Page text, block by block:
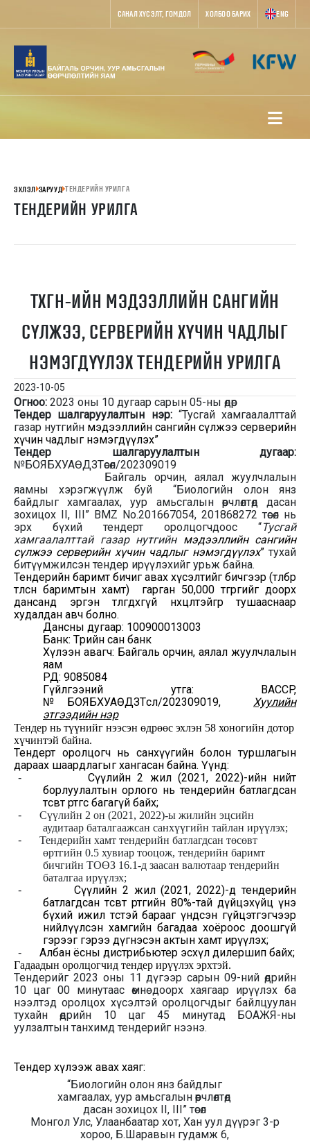
САНАЛ ХҮСЭЛТ, ГОМДОЛ ХОЛБОО БАРИХ ENG
ЭХЛЭЛ ЗАРУУД ТЕНДЕРИЙН УРИЛГА
ТЕНДЕРИЙН УРИЛГА
ТХГН-ИЙН МЭДЭЭЛЛИЙН САНГИЙН
СҮЛЖЭЭ, СЕРВЕРИЙН ХҮЧИН ЧАДЛЫГ
НЭМЭГДҮҮЛЭХ ТЕНДЕРИЙН УРИЛГА
2023-10-05
Огноо: 2023 оны 10 дугаар сарын 05-ны өдөр
Тендер шалгаруулалтын нэр: “Тусгай хамгаалалттай
газар нутгийн мэдээллийн сангийн сүлжээ серверийн
хүчин чадлыг нэмэгдүүлэх”
Тендер шалгаруулалтын дугаар:
№БОЯБХУАӨДЗТөсөл/202309019
Байгаль орчин, аялал жуулчлалын
яамны хэрэгжүүлж буй“Биологийн олон янз
байдлыг хамгаалах, уур амьсгалын өөрчлөлтөд дасан
зохицох II, III” BMZ No.201667054, 201868272 төсөл нь
эрх бүхий тендерт оролцогчдоос “Тусгай
хамгаалалттай газар нутгийнмэдээллийн сангийн
сүлжээ серверийн хүчин чадлыг нэмэгдүүлэх”тухай
битүүмжилсэн тендер ирүүлэхийг урьж байна.
Тендерийн баримт бичиг авах хүсэлтийг бичгээр (төлбөр
төлсөн баримтын хамт) гарган 50,000 төгрөгийг доорх
дансанд эргэн төлөгдөхгүй нөхцөлтэйгөөр тушааснаар
худалдан авч болно.
Дансны дугаар: 100900013003
Банк: Төрийн сан банк
Хүлээн авагч: Байгаль орчин, аялал жуулчлалын
яам
РД: 9085084
Гүйлгээний утга: BACCP,
№БОЯБХУАӨДЗТөсөл/202309019,Хуулийн
этгээдийн нэр
Тендер нь түүнийг нээсэн өдрөөс эхлэн 58 хоногийн дотор
хүчинтэй байна.
Тендерт оролцогч нь санхүүгийн болон туршлагын
дараах шаардлагыг хангасан байна. Үүнд:
-
Сүүлийн 2 жил (2021, 2022)-ийн нийт
борлуулалтын орлого нь тендерийн батлагдсан
төсөвт өртгөөс багагүй байх;
- Сүүлийн 2 он (2021, 2022)-ы жилийн эцсийн
аудитаар баталгаажсан санхүүгийн тайлан ирүүлэх;
-
Тендерийн хамт тендерийн батлагдсан төсөвт
өртгийн 0.5 хувиар тооцож, тендерийн баримт
бичгийн ТОӨЗ 16.1-д заасан валютаар тендерийн
баталгаа ирүүлэх;
-
Сүүлийн 2 жил (2021, 2022)-дтендерийн
батлагдсан төсөвт өртгийн 80%-тай дүйцэхүйц үнэ
бүхий ижил төстэй бараагүндсэн гүйцэтгэгчээр
нийлүүлсэн хамгийн багадаа хоёроос доошгүй
гэрээг гэрээ дүгнэсэн актын хамт ирүүлэх;
- Албан ёсны дистрибьютер эсхүл дилершип байх;
Гадаадын оролцогчид тендер ирүүлэх эрхтэй.
Тендерийг 2023 оны 11 дүгээрсарын 09-ний өдрийн
10 цаг 00 минутаас өмнө доорх хаягаар ирүүлэх ба
нээлтэд оролцох хүсэлтэй оролцогчдыг байлцуулан
тухайн өдрийн 10 цаг 45 минутад БОАЖЯ-ны
уулзалтын танхимд тендерийг нээнэ.
Тендер хүлээж авах хаяг:
“Биологийн олон янз байдлыг
хамгаалах, уур амьсгалын өөрчлөлтөд
дасан зохицох II, III” төсөл
Монгол Улс, Улаанбаатар хот, Хан уул дүүрэг 3-р
хороо, Б.Шаравын гудамж 6,